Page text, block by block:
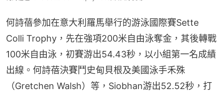
何詩蓓參加在意大利羅馬舉行的游泳國際賽Sette
Colli Trophy，先在強項200米自由泳奪金，其後轉戰
100米自由泳，初賽游出54.43秒，以小組第一名成績
出線。何詩蓓決賽鬥史甸貝根及美國泳手禾殊
（Gretchen Walsh）等，Siobhan游出52.52秒，打